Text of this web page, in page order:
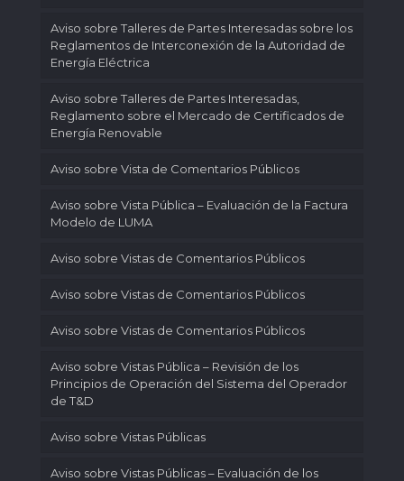
Aviso sobre Talleres de Partes Interesadas sobre los
Reglamentos de Interconexión de la Autoridad de
Energía Eléctrica
Aviso sobre Talleres de Partes Interesadas,
Reglamento sobre el Mercado de Certificados de
Energía Renovable
Aviso sobre Vista de Comentarios Públicos
Aviso sobre Vista Pública – Evaluación de la Factura
Modelo de LUMA
Aviso sobre Vistas de Comentarios Públicos
Aviso sobre Vistas de Comentarios Públicos
Aviso sobre Vistas de Comentarios Públicos
Aviso sobre Vistas Pública – Revisión de los
Principios de Operación del Sistema del Operador
de T&D
Aviso sobre Vistas Públicas
Aviso sobre Vistas Públicas – Evaluación de los